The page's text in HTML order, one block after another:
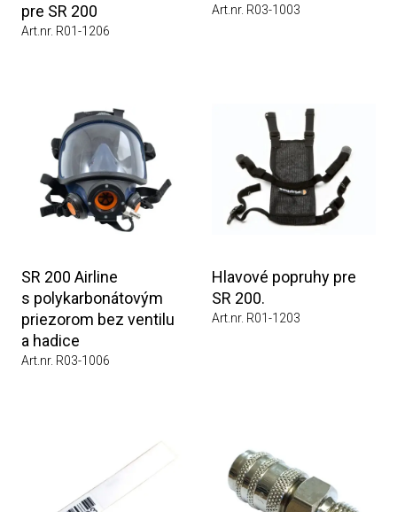
pre SR 200
Art.nr. R01-1206
Art.nr. R03-1003
SR 200 Airline
s polykarbonátovým
priezorom bez ventilu
a hadice
Art.nr. R03-1006
Hlavové popruhy pre
SR 200.
Art.nr. R01-1203